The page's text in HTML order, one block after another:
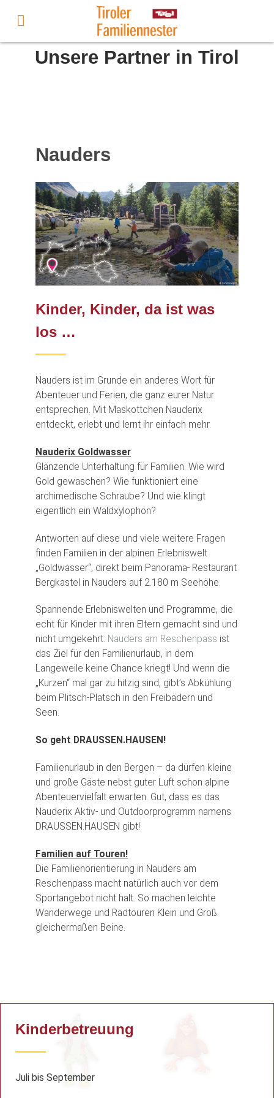
Unsere Partner in Tirol
Nauders
Kinder, Kinder, da ist was
los …
Nauders ist im Grunde ein anderes Wort für
Abenteuer und Ferien, die ganz eurer Natur
entsprechen. Mit Maskottchen Nauderix
entdeckt, erlebt und lernt ihr einfach mehr.
Nauderix Goldwasser
Glänzende Unterhaltung für Familien. Wie wird
Gold gewaschen? Wie funktioniert eine
archimedische Schraube? Und wie klingt
eigentlich ein Waldxylophon?
Antworten auf diese und viele weitere Fragen
finden Familien in der alpinen Erlebniswelt
„Goldwasser“, direkt beim Panorama- Restaurant
Bergkastel in Nauders auf 2.180 m Seehöhe.
Spannende Erlebniswelten und Programme, die
echt für Kinder mit ihren Eltern gemacht sind und
nicht umgekehrt: Nauders am Reschenpass ist
das Ziel für den Familienurlaub, in dem
Langeweile keine Chance kriegt! Und wenn die
„Kurzen“ mal gar zu hitzig sind, gibt’s Abkühlung
beim Plitsch-Platsch in den Freibädern und
Seen.
So geht DRAUSSEN.HAUSEN!
Familienurlaub in den Bergen – da dürfen kleine
und große Gäste nebst guter Luft schon alpine
Abenteuervielfalt erwarten. Gut, dass es das
Nauderix Aktiv- und Outdoorprogramm namens
DRAUSSEN.HAUSEN gibt!
Familien auf Touren!
Die Familienorientierung in Nauders am
Reschenpass macht natürlich auch vor dem
Sportangebot nicht halt. So machen leichte
Wanderwege und Radtouren Klein und Groß
gleichermaßen Beine.
Kinderbetreuung
Juli bis September